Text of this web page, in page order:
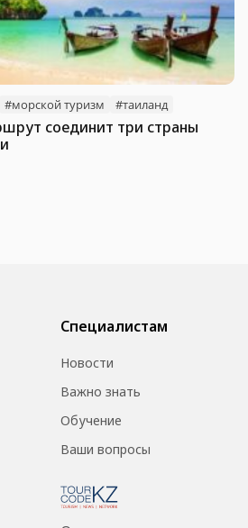
#морской туризм #таиланд
соединит три страны
Специалистам
Новости
Важно знать
Обучение
Ваши вопросы